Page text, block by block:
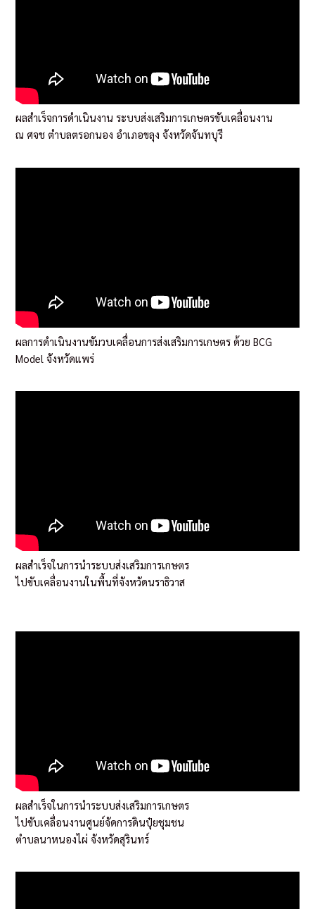
ผลสำเร็จการดำเนินงาน ระบบส่งเสริมการเกษตรขับเคลื่อนงาน
ณ ศจช ตำบลตรอกนอง อำเภอขลุง จังหวัดจันทบุรี
ผลการดำเนินงานขัมวบเคลื่อนการส่งเสริมการเกษตร ด้วย BCG
Model จังหวัดแพร่
ผลสำเร็จในการนำระบบส่งเสริมการเกษตร
ไปขับเคลื่อนงานในพื้นที่จังหวัดนราธิวาส
ผลสำเร็จในการนำระบบส่งเสริมการเกษตร
ไปขับเคลื่อนงานศูนย์จัดการดินปุ๋ยชุมชน
ตำบลนาหนองไผ่ จังหวัดสุรินทร์